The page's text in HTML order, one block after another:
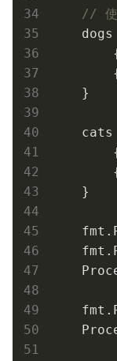
// 使
dogs
    }
cats
    }